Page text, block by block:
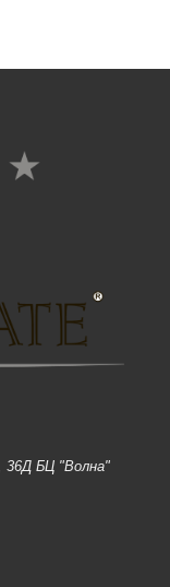
36Д БЦ "Волна"